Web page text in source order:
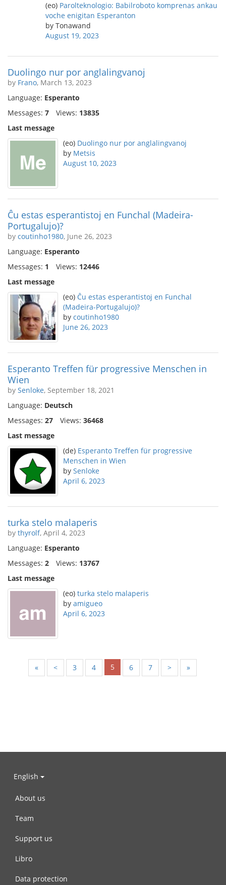
(eo) Parolteknologio: Babilroboto komprenas ankau
voche enigitan Esperanton
by Tonawand
August 19, 2023
Duolingo nur por anglalingvanoj
by Frano, March 13, 2023
Language: Esperanto
Messages: 7 Views: 13835
Last message
(eo) Duolingo nur por anglalingvanoj
by Metsis
August 10, 2023
Ĉu estas esperantistoj en Funchal (Madeira-
Portugalujo)?
by coutinho1980, June 26, 2023
Language: Esperanto
Messages: 1 Views: 12446
Last message
(eo) Ĉu estas esperantistoj en Funchal
(Madeira-Portugalujo)?
by coutinho1980
June 26, 2023
Esperanto Treffen für progressive Menschen in
Wien
by Senloke, September 18, 2021
Language: Deutsch
Messages: 27 Views: 36468
Last message
(de) Esperanto Treffen für progressive
Menschen in Wien
by Senloke
April 6, 2023
turka stelo malaperis
by thyrolf, April 4, 2023
Language: Esperanto
Messages: 2 Views: 13767
Last message
(eo) turka stelo malaperis
by amigueo
April 6, 2023
« < 3 4 5 6 7 > »
English
About us
Team
Support us
Libro
Data protection